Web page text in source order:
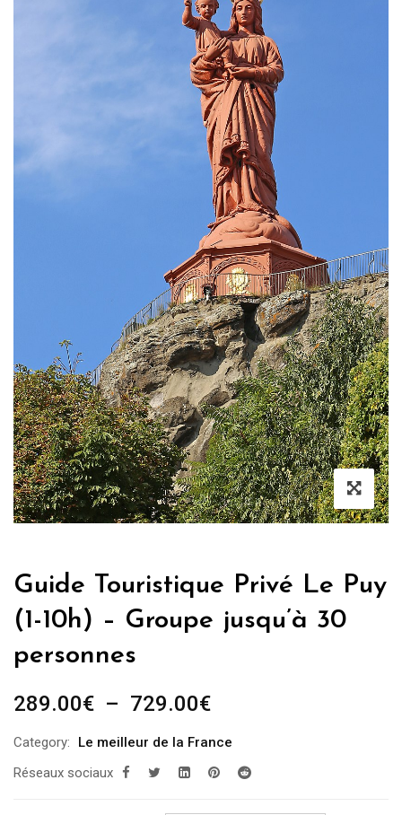
Guide Touristique Privé Le Puy
(1-10h) – Groupe jusqu’à 30
personnes
289.00€ – 729.00€Plage
prix :
289.00€
Category:
Le meilleur de la France
Réseaux sociaux